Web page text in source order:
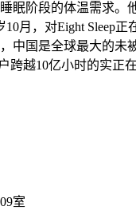
眠阶段的体温需求
月，对Eight Sleep
国是全球最大的未
越10亿小时的实正
室